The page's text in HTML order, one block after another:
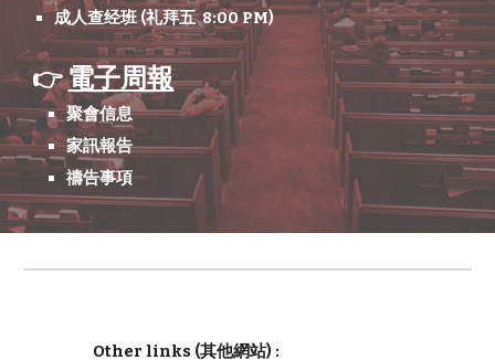
成人查经班 (礼拜五 8:00 PM)
👉電子周報
聚會信息
家訊報告
禱告事項
Other links (其他網站) :